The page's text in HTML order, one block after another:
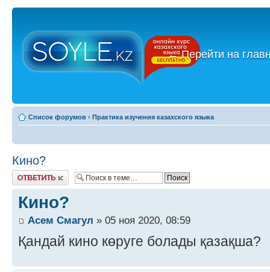
←Перейти на
Список форумов ‹ Практика изучения казахского языка
Кино?
Ответить
Кино?
Асем Смагул » 05 ноя 2020, 08:59
Қандай кино көруге болады қазақша?